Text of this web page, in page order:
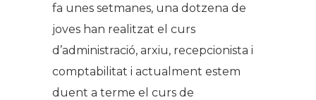
fa unes setmanes, una dotzena de
joves han realitzat el curs
d’administració, arxiu, recepcionista i
comptabilitat i actualment estem
duent a terme el curs de